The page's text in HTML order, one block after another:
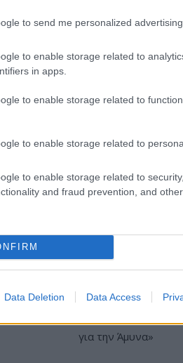
to send me personalized advertising.
to enable storage related to
in apps.
to enable storage related to
to enable storage related to
to enable storage related to
and fraud prevention, and
Data Deletion Data Access
η
Νέο Audi A2 e-tron
την κορυφή της